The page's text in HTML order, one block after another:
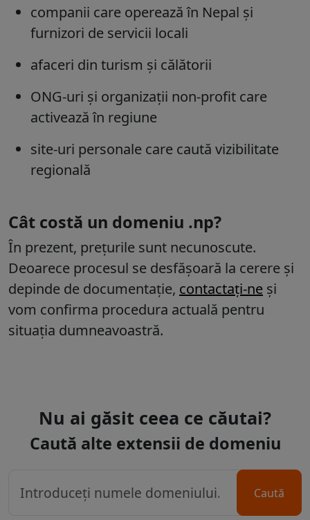
companii care operează în Nepal și
furnizori de servicii locali
afaceri din turism și călătorii
ONG-uri și organizații non-profit care
activează în regiune
site-uri personale care caută vizibilitate
regională
Cât costă un domeniu .np?
În prezent, prețurile sunt necunoscute.
Deoarece procesul se desfășoară la cerere și
depinde de documentație, contactați-ne și
vom confirma procedura actuală pentru
situația dumneavoastră.
Nu ai găsit ceea ce căutai?
Caută alte extensii de domeniu
Caută